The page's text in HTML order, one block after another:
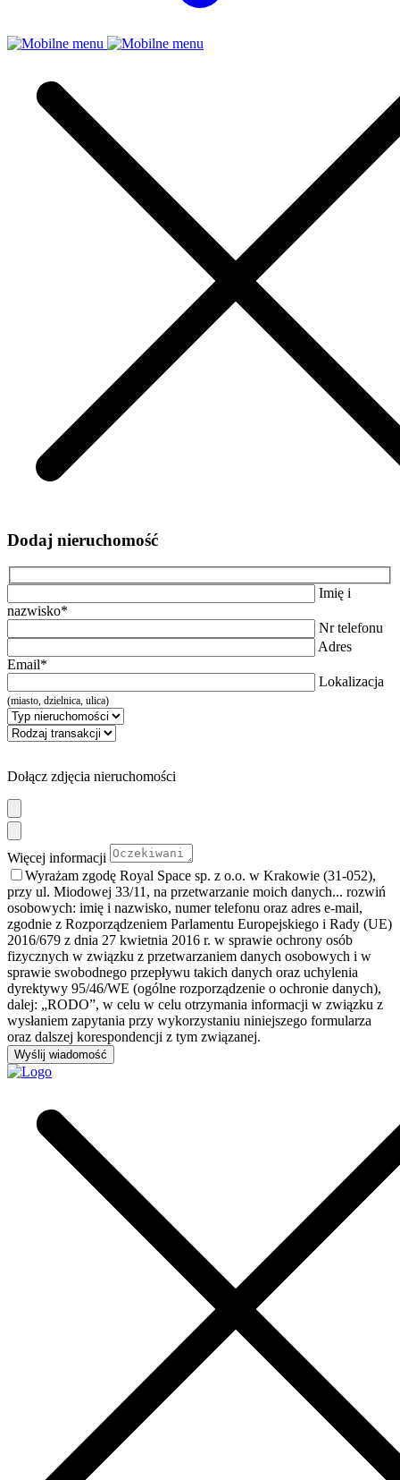
Dodaj nieruchomość
Imię i
nazwisko*
Nr telefonu
Adres
Email*
Lokalizacja
(miasto, dzielnica, ulica)
Dołącz zdjęcia nieruchomości
Więcej informacji
Wyrażam zgodę Royal Space sp. z o.o. w Krakowie (31-052),
przy ul. Miodowej 33/11, na przetwarzanie moich danych... rozwiń
osobowych: imię i nazwisko, numer telefonu oraz adres e-mail,
zgodnie z Rozporządzeniem Parlamentu Europejskiego i Rady (UE)
2016/679 z dnia 27 kwietnia 2016 r. w sprawie ochrony osób
fizycznych w związku z przetwarzaniem danych osobowych i w
sprawie swobodnego przepływu takich danych oraz uchylenia
dyrektywy 95/46/WE (ogólne rozporządzenie o ochronie danych),
dalej: „RODO”, w celu w celu otrzymania informacji w związku z
wysłaniem zapytania przy wykorzystaniu niniejszego formularza
oraz dalszej korespondencji z tym związanej.